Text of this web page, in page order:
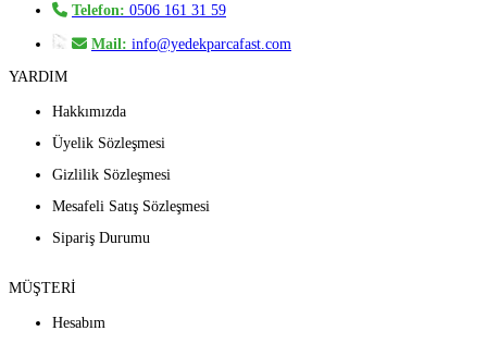
Telefon: 0506 161 31 59
Mail: info@yedekparcafast.com
YARDIM
Hakkımızda
Üyelik Sözleşmesi
Gizlilik Sözleşmesi
Mesafeli Satış Sözleşmesi
Sipariş Durumu
MÜŞTERİ
Hesabım